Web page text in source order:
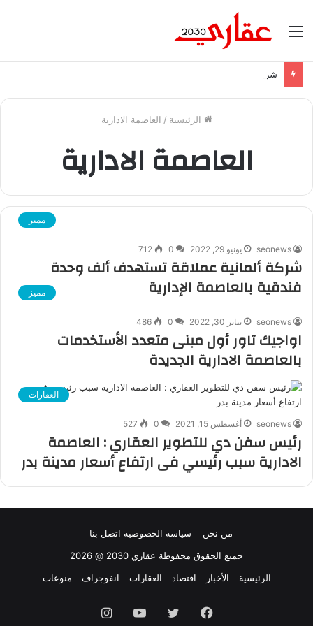
القائمة
شراكة إيجي تاورز مع بلدينا.. قيمة مضافة تعزز نجاح المشروعات
الرئيسية / العاصمة الادارية
العاصمة الادارية
مميز
seonews يونيو 29, 2022 0
712
شركة ألمانية عملاقة تستهدف ألف وحدة
فندقية بالعاصمة الإدارية مميز
seonews يناير 30, 2022 0
486
اواجيك تاور أول مبنى متعدد الأستخدمات
بالعاصمة الادارية الجديدة
العقارات
seonews أغسطس 15, 2021 0
527
رئيس سفن دي للتطوير العقاري : العاصمة
الادارية سبب رئيسي فى ارتفاع أسعار مدينة بدر
من نحن سياسة الخصوصية اتصل بنا
جميع الحقوق محفوظة عقاري 2030 @ 2026
الرئيسية
الأخبار اقتصاد العقارات انفوجراف منوعات
فيسبوك تويتر يوتيوب